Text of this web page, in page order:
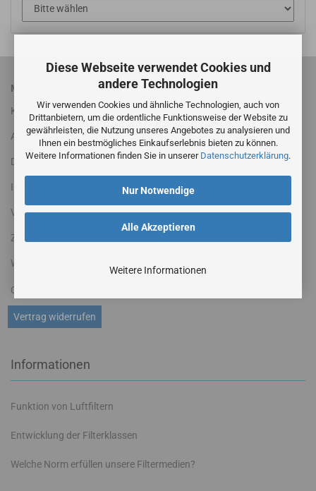
Diese Webseite verwendet Cookies und
andere Technologien
Wir verwenden Cookies und ähnliche Technologien, auch von
Drittanbietern, um die ordentliche Funktionsweise der Website zu
gewährleisten, die Nutzung unseres Angebotes zu analysieren und
Ihnen ein bestmögliches Einkaufserlebnis bieten zu können.
Weitere Informationen finden Sie in unserer Datenschutzerklärung.
Alle Akzeptieren
Nur Notwendige
Weitere Informationen
MEHR ÜBER...
Kontakt
AGB
Datenschutzerklärung
Impressum
Versandinformationen
Zahlungsbedingungen
Widerrufsrecht & Widerrufsformular
Vertrag widerrufen
Cookie Einstellungen
Informationen
Funktion von Luftfiltern
Entwicklung der Filterklassen
Welche Norm erfüllen unsere Filtermedien?